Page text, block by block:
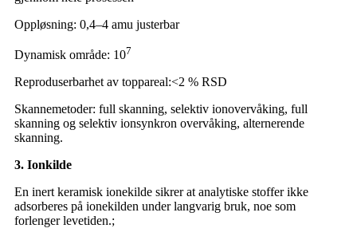
Oppløsning: 0,4–4 amu justerbar
Dynamisk område: 107
Reproduserbarhet av toppareal:<2 % RSD
Skannemetoder: full skanning, selektiv ionovervåking, full
skanning og selektiv ionsynkron overvåking, alternerende
skanning.
3. Ionkilde
En inert keramisk ionekilde sikrer at analytiske stoffer ikke
adsorberes på ionekilden under langvarig bruk, noe som
forlenger levetiden.;